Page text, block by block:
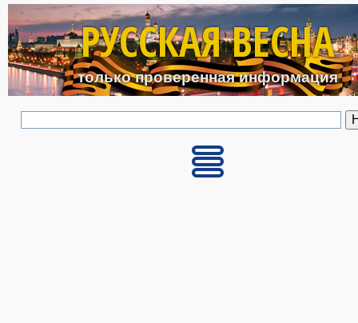
Перейти к основному
РУССКАЯ ВЕСНА
только проверенная информация